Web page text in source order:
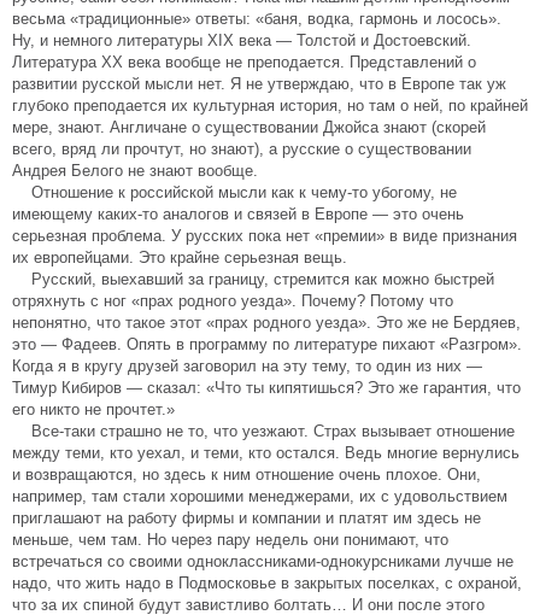
весьма «традиционные» ответы: «баня, водка, гармонь и лосось».
Ну, и немного литературы XIX века — Толстой и Достоевский.
Литература XX века вообще не преподается. Представлений о
развитии русской мысли нет. Я не утверждаю, что в Европе так уж
глубоко преподается их культурная история, но там о ней, по крайней
мере, знают. Англичане о существовании Джойса знают (скорей
всего, вряд ли прочтут, но знают), а русские о существовании
Андрея Белого не знают вообще.
Отношение к российской мысли как к чему-то убогому, не
имеющему каких-то аналогов и связей в Европе — это очень
серьезная проблема. У русских пока нет «премии» в виде признания
их европейцами. Это крайне серьезная вещь.
Русский, выехавший за границу, стремится как можно быстрей
отряхнуть с ног «прах родного уезда». Почему? Потому что
непонятно, что такое этот «прах родного уезда». Это же не Бердяев,
это — Фадеев. Опять в программу по литературе пихают «Разгром».
Когда я в кругу друзей заговорил на эту тему, то один из них —
Тимур Кибиров — сказал: «Что ты кипятишься? Это же гарантия, что
его никто не прочтет.»
Все-таки страшно не то, что уезжают. Страх вызывает отношение
между теми, кто уехал, и теми, кто остался. Ведь многие вернулись
и возвращаются, но здесь к ним отношение очень плохое. Они,
например, там стали хорошими менеджерами, их с удовольствием
приглашают на работу фирмы и компании и платят им здесь не
меньше, чем там. Но через пару недель они понимают, что
встречаться со своими одноклассниками-однокурсниками лучше не
надо, что жить надо в Подмосковье в закрытых поселках, с охраной,
что за их спиной будут завистливо болтать… И они после этого